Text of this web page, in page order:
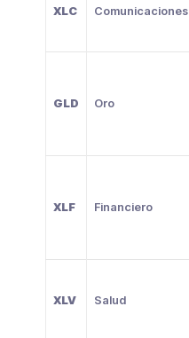
XLC Comunicaciones
GLD Oro
XLF Financiero
XLV Salud